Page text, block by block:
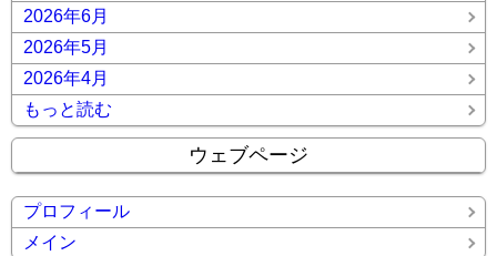
2026年6月
2026年5月
2026年4月
もっと読む
ウェブページ
プロフィール
メイン